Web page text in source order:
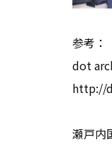
参考：
dot
http://
瀬戸内